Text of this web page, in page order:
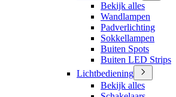
Bekijk alles
Wandlampen
Padverlichting
Sokkellampen
Buiten Spots
Buiten LED Strips
Lichtbediening
Bekijk alles